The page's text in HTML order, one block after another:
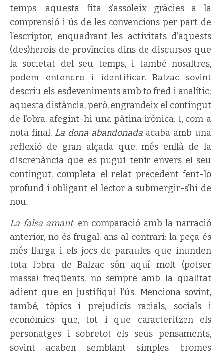
temps; aquesta fita s’assoleix gràcies a la
comprensió i ús de les convencions per part de
l’escriptor, enquadrant les activitats d’aquests
(des)herois de províncies dins de discursos que
la societat del seu temps, i també nosaltres,
podem entendre i identificar. Balzac sovint
descriu els esdeveniments amb to fred i analític;
aquesta distància, però, engrandeix el contingut
de l’obra, afegint-hi una pàtina irònica. I, com a
nota final, La dona abandonada acaba amb una
reflexió de gran alçada que, més enllà de la
discrepància que es pugui tenir envers el seu
contingut, completa el relat precedent fent-lo
profund i obligant el lector a submergir-s’hi de
nou.
La falsa amant, en comparació amb la narració
anterior, no és frugal, ans al contrari: la peça és
més llarga i els jocs de paraules que inunden
tota l’obra de Balzac són aquí molt (potser
massa) freqüents, no sempre amb la qualitat
adient que en justifiqui l’ús. Menciona sovint,
també, tòpics i prejudicis racials, socials i
econòmics que, tot i que caracteritzen els
personatges i sobretot els seus pensaments,
sovint acaben semblant simples bromes